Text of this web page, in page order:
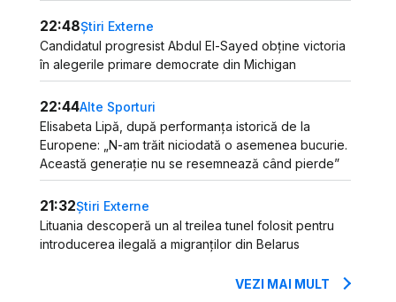
22:48Știri Externe
Candidatul progresist Abdul El-Sayed obține victoria
în alegerile primare democrate din Michigan
22:44Alte Sporturi
Elisabeta Lipă, după performanța istorică de la
Europene: „N-am trăit niciodată o asemenea bucurie.
Această generație nu se resemnează când pierde”
21:32Știri Externe
Lituania descoperă un al treilea tunel folosit pentru
introducerea ilegală a migranților din Belarus
VEZI MAI MULT